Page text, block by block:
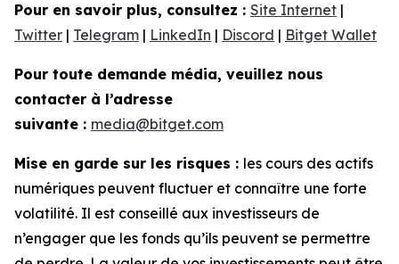
Pour en savoir plus, consultez : Site Internet |
Twitter | Telegram | LinkedIn | Discord | Bitget Wallet
Pour toute demande média, veuillez nous
contacter à l’adresse
suivante : media@bitget.com
Mise en garde sur les risques : les cours des actifs
numériques peuvent fluctuer et connaître une forte
volatilité. Il est conseillé aux investisseurs de
n’engager que les fonds qu’ils peuvent se permettre